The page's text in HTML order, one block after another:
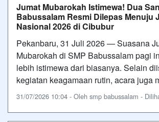
Jumat Mubarokah Istimewa! Dua
Babussalam Resmi Dilepas Menuju
Nasional 2026 di Cibubur
Pekanbaru, 31 Juli 2026 — Suasana
Mubarokah di SMP Babussalam pagi
lebih istimewa dari biasanya. Selain
kegiatan keagamaan rutin, acara juga
31/07/2026 10:04 - Oleh smp babussalam -